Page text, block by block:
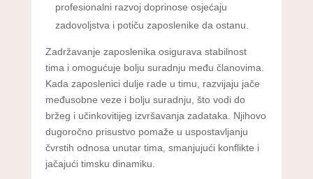
profesionalni razvoj doprinose osjećaju
zadovoljstva i potiču zaposlenike da ostanu.
Zadržavanje zaposlenika osigurava stabilnost
tima i omogućuje bolju suradnju među članovima.
Kada zaposlenici dulje rade u timu, razvijaju jače
međusobne veze i bolju suradnju, što vodi do
bržeg i učinkovitijeg izvršavanja zadataka. Njihovo
dugoročno prisustvo pomaže u uspostavljanju
čvrstih odnosa unutar tima, smanjujući konflikte i
jačajući timsku dinamiku.